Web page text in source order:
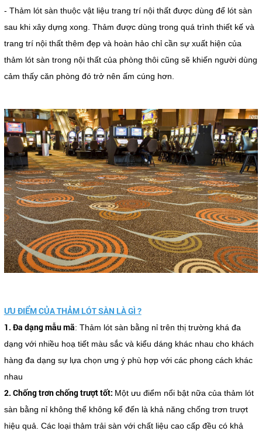
- Thảm lót sàn thuộc vật liệu trang trí nội thất được dùng để lót sàn
sau khi xây dựng xong. Thảm được dùng trong quá trình thiết kế và
trang trí nội thất thêm đẹp và hoàn hảo chỉ cần sự xuất hiện của
thảm lót sàn trong nội thất của phòng thôi cũng sẽ khiến người dùng
cảm thấy căn phòng đó trở nên ấm cúng hơn.
ƯU ĐIỂM CỦA THẢM LÓT SÀN LÀ GÌ ?
1. Đa dạng mẫu mã: Thảm lót sàn bằng nỉ trên thị trường khá đa
dạng với nhiều hoạ tiết màu sắc và kiểu dáng khác nhau cho khách
hàng đa dạng sự lựa chọn ưng ý phù hợp với các phong cách khác
nhau
2. Chống trơn chống trượt tốt: Một ưu điểm nổi bật nữa của thảm lót
sàn bằng nỉ không thể không kể đến là khả năng chống trơn trượt
hiệu quả. Các loại thảm trải sàn với chất liệu cao cấp đều có khả